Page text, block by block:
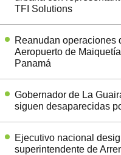
TFI Solutions
Reanudan operaciones
Aeropuerto de
Panamá
Gobernador de La
siguen desaparecidas
Ejecutivo nacional
superintendente de